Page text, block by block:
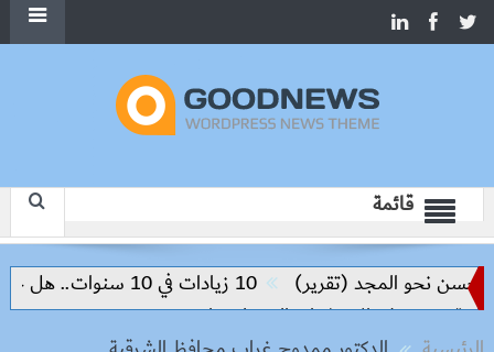
قائمة
10 زيادات في 10 سنوات.. هل حان الوقت لرفع دعم البنزين نهائيا؟
والتكنولوجيا